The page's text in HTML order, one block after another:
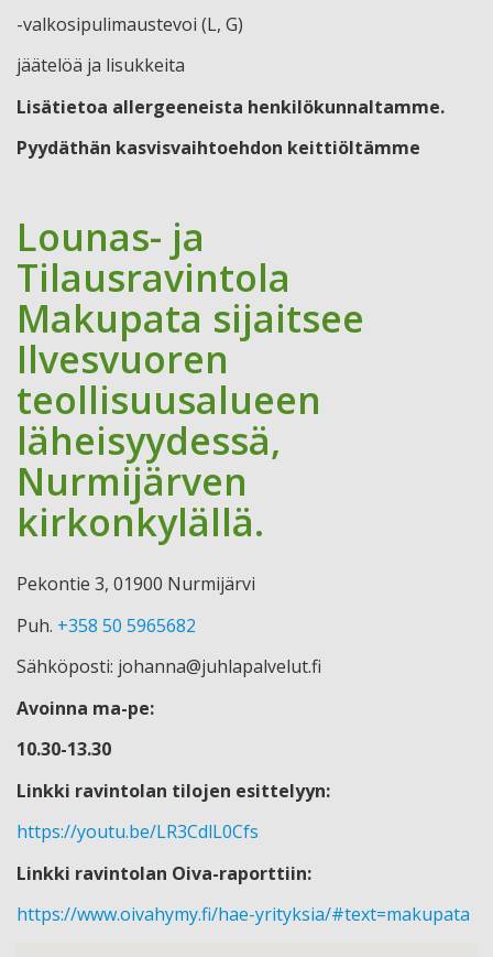
-valkosipulimaustevoi (L, G)
jäätelöä ja lisukkeita
Lisätietoa allergeeneista henkilökunnaltamme.
Pyydäthän kasvisvaihtoehdon keittiöltämme
Lounas- ja
Tilausravintola
Makupata sijaitsee
Ilvesvuoren
teollisuusalueen
läheisyydessä,
Nurmijärven
kirkonkylällä.
Pekontie 3, 01900 Nurmijärvi
Puh. +358 50 5965682
Sähköposti: johanna@juhlapalvelut.fi
Avoinna ma-pe:
10.30-13.30
Linkki ravintolan tilojen esittelyyn:
https://youtu.be/LR3CdlL0Cfs
Linkki ravintolan Oiva-raporttiin:
https://www.oivahymy.fi/hae-yrityksia/#text=makupata